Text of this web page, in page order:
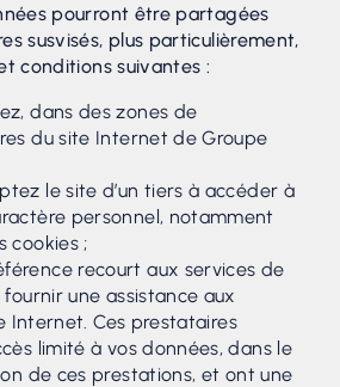
pourront être partagées
susvisés, plus particulièrement,
conditions suivantes :
dans des zones de
du site Internet de Groupe
le site d’un tiers à accéder à
personnel, notamment
cookies ;
recourt aux services de
une assistance aux
Internet. Ces prestataires
limité à vos données, dans le
de ces prestations, et ont une